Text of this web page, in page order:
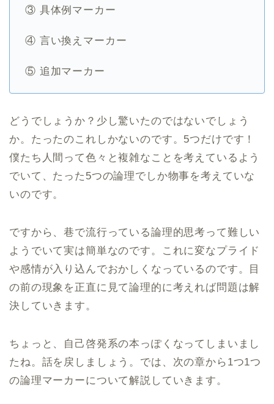
③ 具体例マーカー
④ 言い換えマーカー
⑤ 追加マーカー
どうでしょうか？少し驚いたのではないでしょう
か。たったのこれしかないのです。5つだけです！
僕たち人間って色々と複雑なことを考えているよう
でいて、たった5つの論理でしか物事を考えていな
いのです。
ですから、巷で流行っている論理的思考って難しい
ようでいて実は簡単なのです。これに変なプライド
や感情が入り込んでおかしくなっているのです。目
の前の現象を正直に見て論理的に考えれば問題は解
決していきます。
ちょっと、自己啓発系の本っぽくなってしまいまし
たね。話を戻しましょう。では、次の章から1つ1つ
の論理マーカーについて解説していきます。